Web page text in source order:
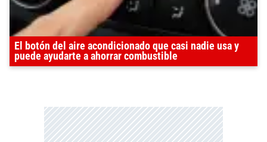
El botón del aire acondicionado que casi nadie usa y
puede ayudarte a ahorrar combustible